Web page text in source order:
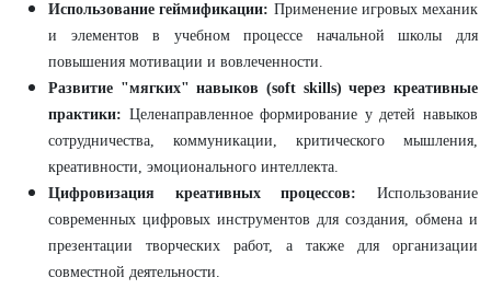
Использование геймификации: Применение игровых механик
и элементов в учебном процессе начальной школы для
повышения мотивации и вовлеченности.
Развитие "мягких" навыков (soft skills) через креативные
практики: Целенаправленное формирование у детей навыков
сотрудничества, коммуникации, критического мышления,
креативности, эмоционального интеллекта.
Цифровизация креативных процессов: Использование
современных цифровых инструментов для создания, обмена и
презентации творческих работ, а также для организации
совместной деятельности.